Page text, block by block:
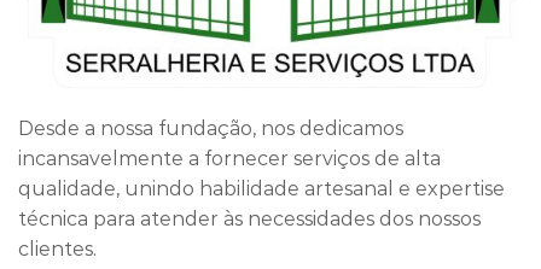
Desde a nossa fundação, nos dedicamos
incansavelmente a fornecer serviços de alta
qualidade, unindo habilidade artesanal e expertise
técnica para atender às necessidades dos nossos
clientes.